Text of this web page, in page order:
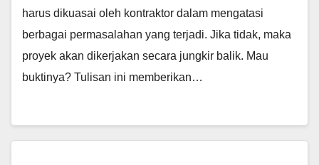
harus dikuasai oleh kontraktor dalam mengatasi
berbagai permasalahan yang terjadi. Jika tidak, maka
proyek akan dikerjakan secara jungkir balik. Mau
buktinya? Tulisan ini memberikan…